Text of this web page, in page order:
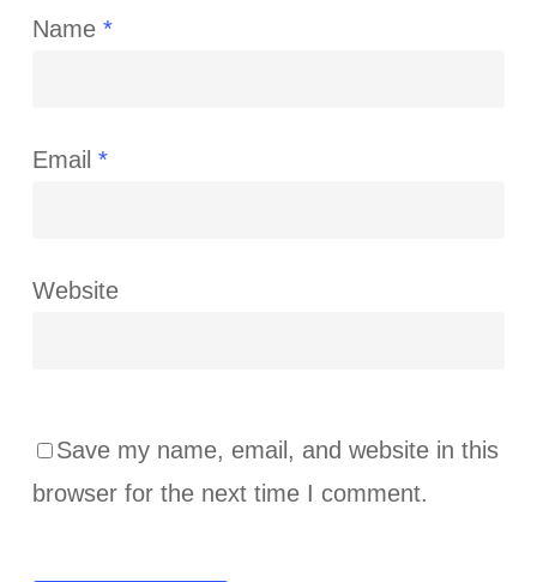
Name *
Email *
Website
Save my name, email, and website in this
browser for the next time I comment.